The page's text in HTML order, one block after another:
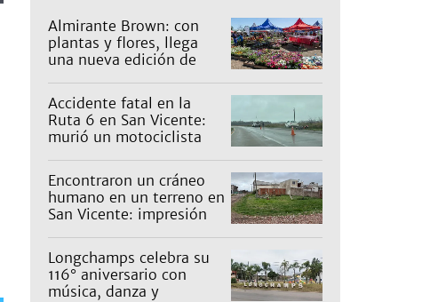
Almirante Brown: con
plantas y flores, llega
una nueva edición de
Accidente fatal en la
Ruta 6 en San Vicente:
murió un motociclista
Encontraron un cráneo
humano en un terreno en
San Vicente: impresión
Longchamps celebra su
116° aniversario con
música, danza y